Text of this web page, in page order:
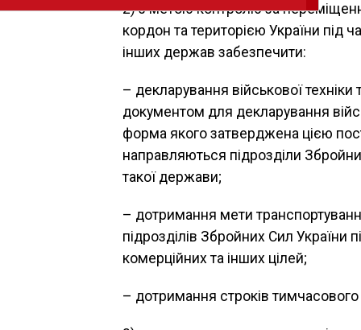
2) з метою контролю за
кордон та територією України під
інших держав забезпечити:
– декларування військової техніки
документом для декларування
форма якого затверджена цією
направляються підрозділи
такої держави;
– дотримання мети
підрозділів Збройних Сил України
комерційних та інших цілей;
– дотримання строків